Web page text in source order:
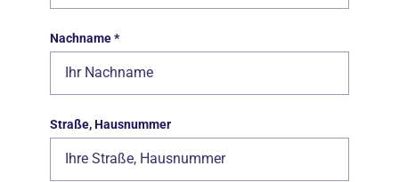
Nachname*
Straße, Hausnummer